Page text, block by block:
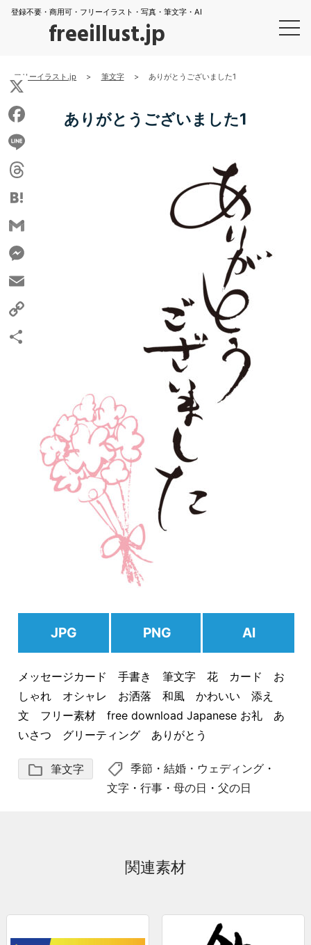
登録不要・商用可・フリーイラスト・写真・筆文字・AI
freeillust.jp
フリーイラスト.jp > 筆文字 > ありがとうございました1
ありがとうございました1
JPG PNG AI
メッセージカード 手書き 筆文字 花 カード お
しゃれ オシャレ お洒落 和風 かわいい 添え
文 フリー素材 free download Japanese お礼 あ
いさつ グリーティング ありがとう
folder 筆文字 shoppingmode 季節 ・結婚・ウェディング ・
文字 ・行事 ・母の日 ・父の日
関連素材
X
Facebook
Line
Threads
Hatena
Gmail
Messenger
Email
Copy